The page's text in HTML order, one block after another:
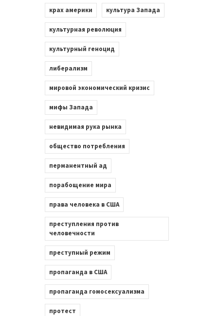
крах америки культура Запада
культурная революция
культурный геноцид
либерализм
мировой экономический кризис
мифы Запада
невидимая рука рынка
общество потребления
перманентный ад
порабощение мира
права человека в США
преступления против
человечности
преступный режим
пропаганда в США
пропаганда гомосексуализма
протест